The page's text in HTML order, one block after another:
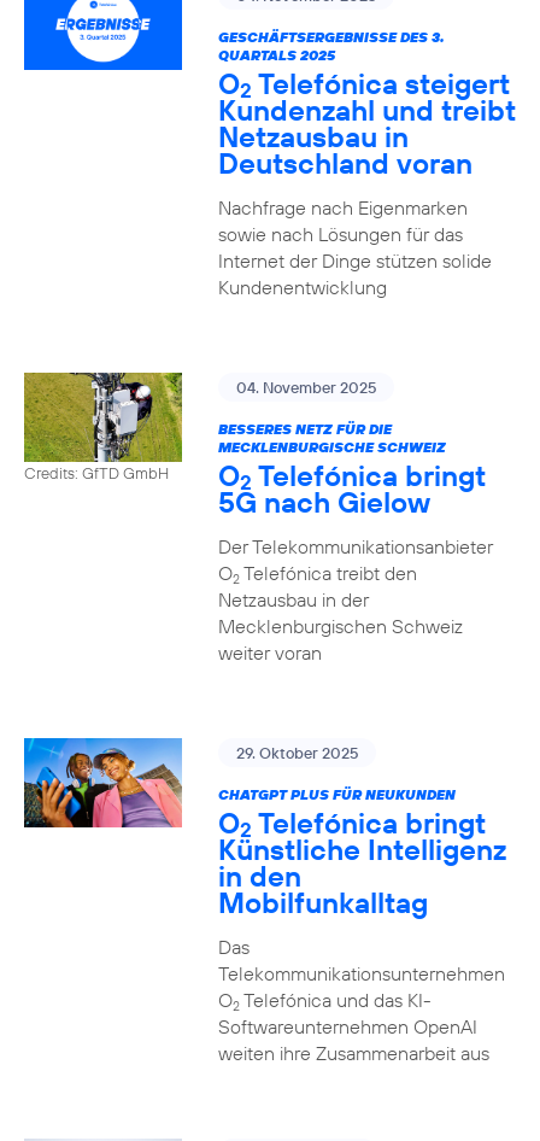
GESCHÄFTSERGEBNISSE DES 3.
QUARTALS 2025
O2 Telefónica steigert
Kundenzahl und treibt
Netzausbau in
Deutschland voran
Nachfrage nach Eigenmarken
sowie nach Lösungen für das
Internet der Dinge stützen solide
Kundenentwicklung
Credits: GfTD GmbH
04. November 2025
BESSERES NETZ FÜR DIE
MECKLENBURGISCHE SCHWEIZ
O2 Telefónica bringt
5G nach Gielow
Der Telekommunikationsanbieter
O2Telefónica treibt den
Netzausbau in der
Mecklenburgischen Schweiz
weiter voran
29. Oktober 2025
CHATGPT PLUS FÜR NEUKUNDEN
O2 Telefónica bringt
Künstliche Intelligenz
in den
Mobilfunkalltag
Das
Telekommunikationsunternehmen
O2Telefónica und das KI-
Softwareunternehmen OpenAI
weiten ihre Zusammenarbeit aus